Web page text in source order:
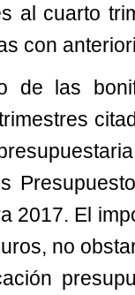
al cuarto
con
de las
2017. El
no